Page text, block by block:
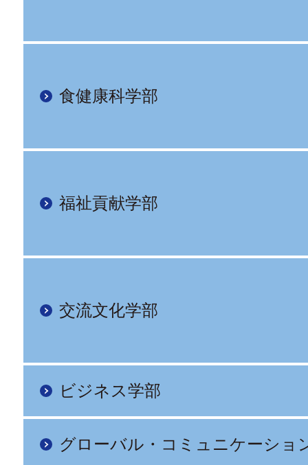
食健康科学部
福祉貢献学部
交流文化学部
ビジネス学部
グローバル・コミュニケーショ